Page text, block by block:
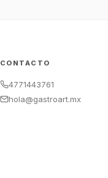
CONTACTO
4771443761
hola@gastroart.mx